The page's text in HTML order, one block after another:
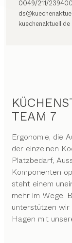
0049/211/239400
kuechenaktuell.de
TEAM 7
Ergonomie, die
der einzelnen
Platzbedarf,
Komponenten
steht einem
mehr im Wege.
unterstützen wir
Hagen mit